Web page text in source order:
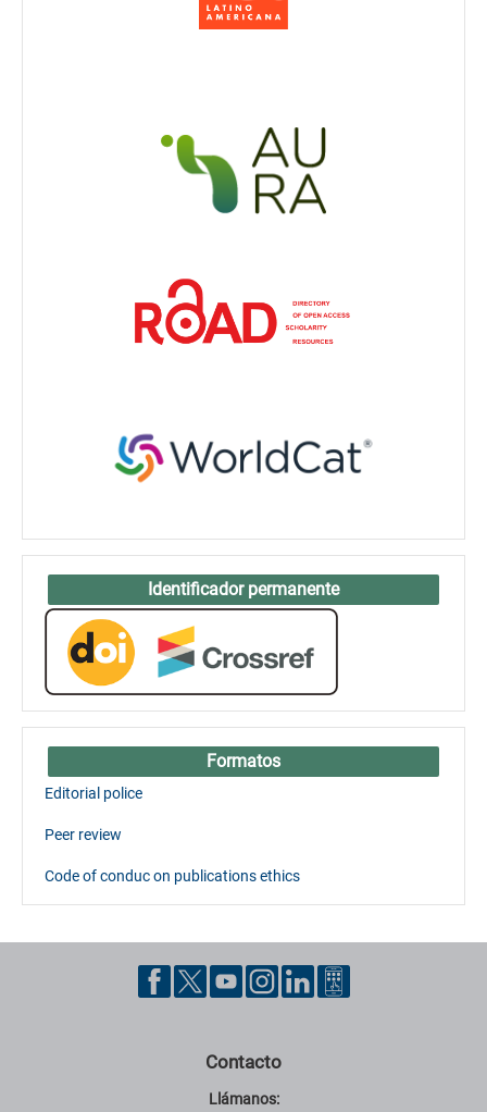
Identificador permanente
Formatos
Editorial police
Peer review
Code of conduc on publications ethics
Contacto
Llámanos: